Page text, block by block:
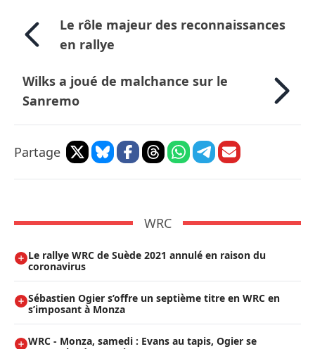
Le rôle majeur des reconnaissances
en rallye
Wilks a joué de malchance sur le
Sanremo
Partage
WRC
Le rallye WRC de Suède 2021 annulé en raison du
coronavirus
Sébastien Ogier s’offre un septième titre en WRC en
s’imposant à Monza
WRC - Monza, samedi : Evans au tapis, Ogier se